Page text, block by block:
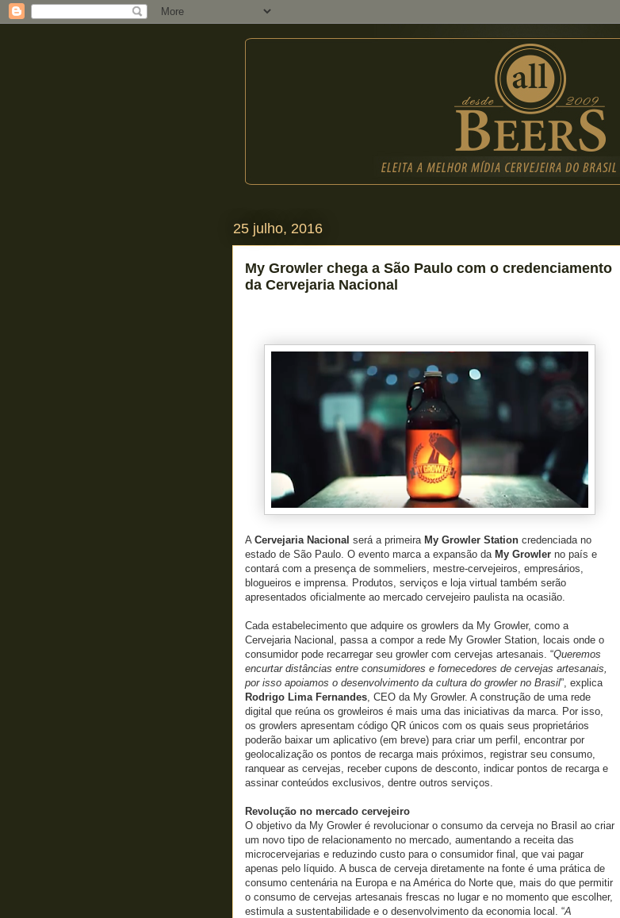
25 julho, 2016
My Growler chega a São Paulo com o credenciamento
da Cervejaria Nacional
A Cervejaria Nacional será a primeira My Growler Station credenciada no
estado de São Paulo. O evento marca a expansão da My Growler no país e
contará com a presença de sommeliers, mestre-cervejeiros, empresários,
blogueiros e imprensa. Produtos, serviços e loja virtual também serão
apresentados oficialmente ao mercado cervejeiro paulista na ocasião.
Cada estabelecimento que adquire os growlers da My Growler, como a
Cervejaria Nacional, passa a compor a rede My Growler Station, locais onde o
consumidor pode recarregar seu growler com cervejas artesanais. “Queremos
encurtar distâncias entre consumidores e fornecedores de cervejas artesanais,
por isso apoiamos o desenvolvimento da cultura do growler no Brasil”, explica
Rodrigo Lima Fernandes, CEO da My Growler. A construção de uma rede
digital que reúna os growleiros é mais uma das iniciativas da marca. Por isso,
os growlers apresentam código QR únicos com os quais seus proprietários
poderão baixar um aplicativo (em breve) para criar um perfil, encontrar por
geolocalização os pontos de recarga mais próximos, registrar seu consumo,
ranquear as cervejas, receber cupons de desconto, indicar pontos de recarga e
assinar conteúdos exclusivos, dentre outros serviços.
Revolução no mercado cervejeiro
O objetivo da My Growler é revolucionar o consumo da cerveja no Brasil ao criar
um novo tipo de relacionamento no mercado, aumentando a receita das
microcervejarias e reduzindo custo para o consumidor final, que vai pagar
apenas pelo líquido. A busca de cerveja diretamente na fonte é uma prática de
consumo centenária na Europa e na América do Norte que, mais do que permitir
o consumo de cervejas artesanais frescas no lugar e no momento que escolher,
estimula a sustentabilidade e o desenvolvimento da economia local. “A